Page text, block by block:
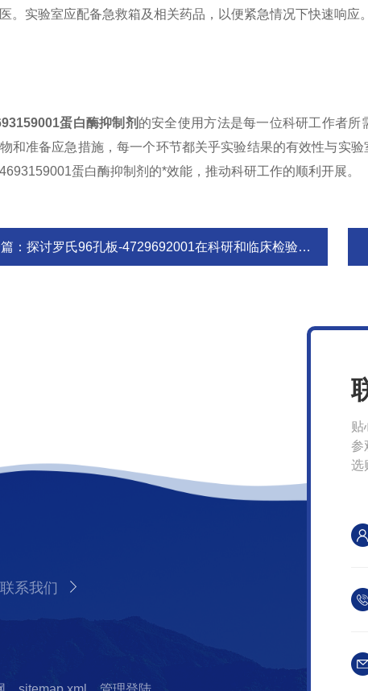
。实验室应配备急救箱及相关药品，以便紧急情况下快速响应。
蛋白酶抑制剂 的安全使用方法是每一位科研工作者
和准备应急措施，每一个环节都关乎实验结果的有效性与实
蛋白酶抑制剂的*效能，推动科研工作的顺利开展。
： 探讨罗氏96孔板-4729692001在科研和临床检验中的广泛应用
联系我们
贴
参
选